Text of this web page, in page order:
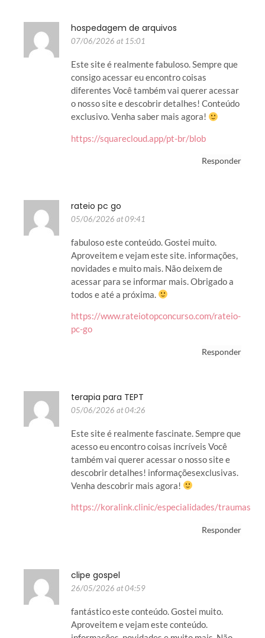
hospedagem de arquivos
07/06/2026 at 15:01
Este site é realmente fabuloso. Sempre que
consigo acessar eu encontro coisas
diferentes Você também vai querer acessar
o nosso site e descobrir detalhes! Conteúdo
exclusivo. Venha saber mais agora!
https://squarecloud.app/pt-br/blob
Responder
rateio pc go
05/06/2026 at 09:41
fabuloso este conteúdo. Gostei muito.
Aproveitem e vejam este site. informações,
novidades e muito mais. Não deixem de
acessar para se informar mais. Obrigado a
todos e até a próxima.
https://www.rateiotopconcurso.com/rateio-
pc-go
Responder
terapia para TEPT
05/06/2026 at 04:26
Este site é realmente fascinate. Sempre que
acesso eu encontro coisas incríveis Você
também vai querer acessar o nosso site e
descobrir detalhes! informaçõesexclusivas.
Venha descobrir mais agora!
https://koralink.clinic/especialidades/traumas
Responder
clipe gospel
26/05/2026 at 04:59
fantástico este conteúdo. Gostei muito.
Aproveitem e vejam este conteúdo.